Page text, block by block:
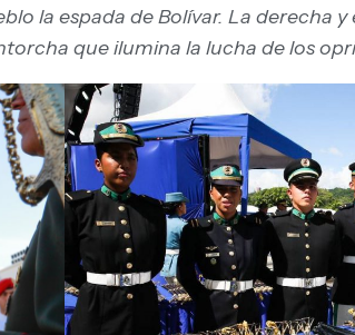
la espada de Bolívar. La derecha
que ilumina la lucha de los